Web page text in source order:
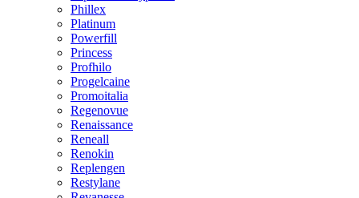
Phillex
Platinum
Powerfill
Princess
Profhilo
Progelcaine
Promoitalia
Regenovue
Renaissance
Reneall
Renokin
Replengen
Restylane